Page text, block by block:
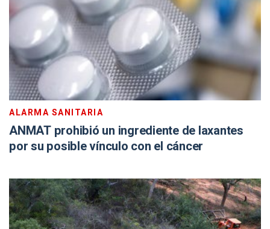
ALARMA SANITARIA
ANMAT prohibió un ingrediente de laxantes
por su posible vínculo con el cáncer